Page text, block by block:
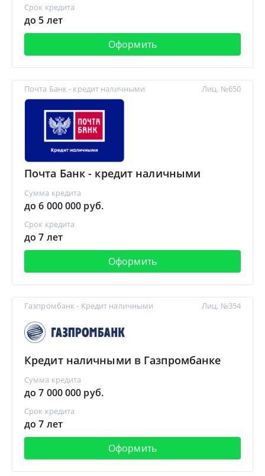
Срок кредита
до 5 лет
Оформить
Почта Банк - кредит наличными
Почта Банк - кредит наличными
Сумма кредита
до 6 000 000 руб.
Срок кредита
до 7 лет
Оформить
Лиц. №650
Газпромбанк - Кредит наличными
Кредит наличными в Газпромбанке
Сумма кредита
до 7 000 000 руб.
Срок кредита
до 7 лет
Оформить
Лиц. №354